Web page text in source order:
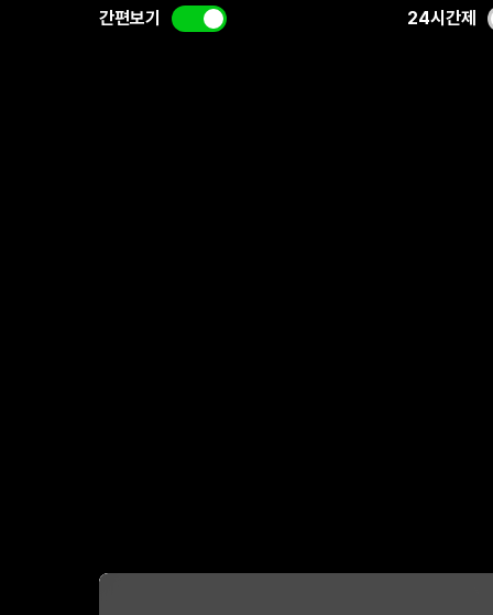
간편보기 24시간제